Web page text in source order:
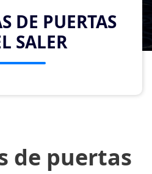
DE PUERTAS
SALER
de puertas